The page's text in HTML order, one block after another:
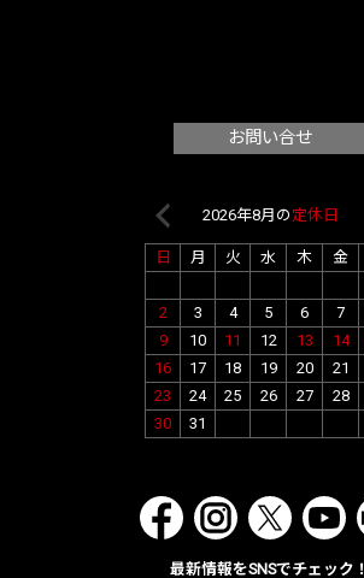
お問い合せ
2026年8月の 定休日
日 月 火 水 木 金
2
3 4 5 6 7
9
10 11 12 13 14
16
17 18 19 20 21
23
24 25 26 27 28
30
31
最新情報をSNSでチェック！